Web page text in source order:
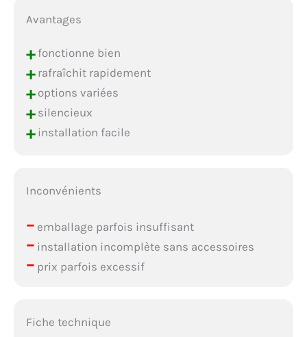
Avantages
+fonctionne bien
+rafraîchit rapidement
+options variées
+silencieux
+installation facile
Inconvénients
–emballage parfois insuffisant
–installation incomplète sans accessoires
–prix parfois excessif
Fiche technique